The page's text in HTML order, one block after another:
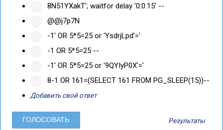
8N51YXakT'; waitfor delay '0:0:15' --
@@j7p7N
-1' OR 5*5=25 or 'YsdrjLpd'='
-1 OR 5*5=25 --
-1' OR 5*5=25 or '9QYIyP0X'='
8-1 OR 161=(SELECT 161 FROM PG_SLEEP(15))--
Добавить свой ответ
Результаты